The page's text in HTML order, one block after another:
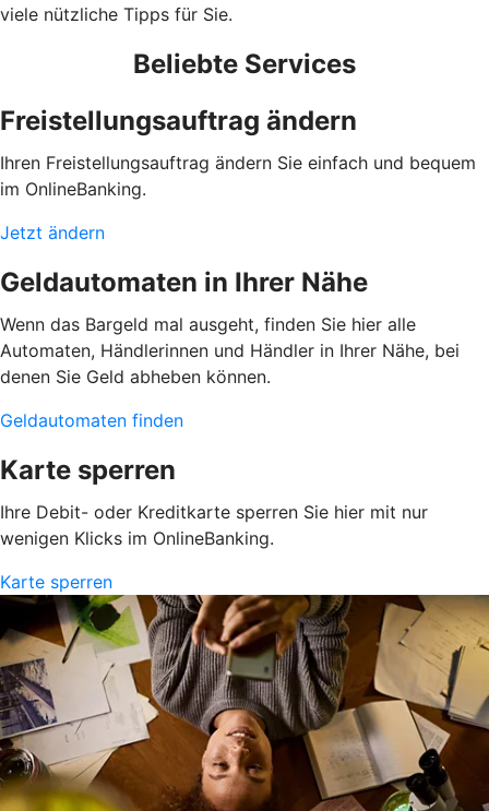
viele nützliche Tipps für Sie.
Beliebte Services
Freistellungsauftrag ändern
Ihren Freistellungsauftrag ändern Sie einfach und bequem
im OnlineBanking.
Jetzt ändern
Geldautomaten in Ihrer Nähe
Wenn das Bargeld mal ausgeht, finden Sie hier alle
Automaten, Händlerinnen und Händler in Ihrer Nähe, bei
denen Sie Geld abheben können.
Geldautomaten finden
Karte sperren
Ihre Debit- oder Kreditkarte sperren Sie hier mit nur
wenigen Klicks im OnlineBanking.
Karte sperren